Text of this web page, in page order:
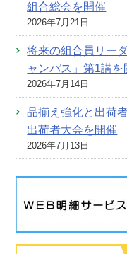
組合総会を開催
2026年7月21日
将来の組合員リー
ャンパス」第1講を
2026年7月14日
品揃え強化と出荷
出荷者大会を開催
2026年7月13日